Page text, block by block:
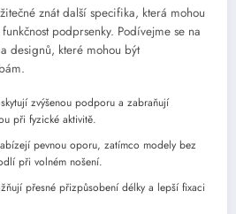
znát další specifika, která mohou
podprsenky. Podívejme se na
designů, které mohou být
zvýšenou podporu a zabraňují
při fyzické aktivitě.
pevnou oporu, zatímco modely bez
při volném nošení.
přesné přizpůsobení délky a lepší fixaci